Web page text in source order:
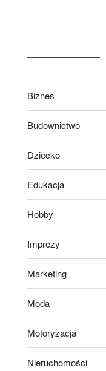
Biznes
Budownictwo
Dziecko
Edukacja
Hobby
Imprezy
Marketing
Moda
Motoryzacja
Nieruchomości